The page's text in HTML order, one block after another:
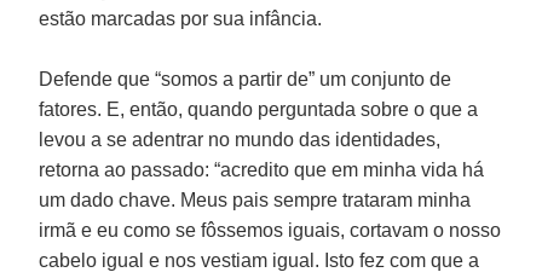
estão marcadas por sua infância.
Defende que “somos a partir de” um conjunto de
fatores. E, então, quando perguntada sobre o que a
levou a se adentrar no mundo das identidades,
retorna ao passado: “acredito que em minha vida há
um dado chave. Meus pais sempre trataram minha
irmã e eu como se fôssemos iguais, cortavam o nosso
cabelo igual e nos vestiam igual. Isto fez com que a